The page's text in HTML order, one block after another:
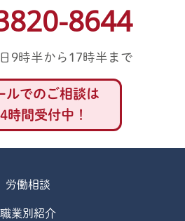
8644
9時半から17時半まで
ルでのご相談は
時間受付中！
労働相談
職業別紹介